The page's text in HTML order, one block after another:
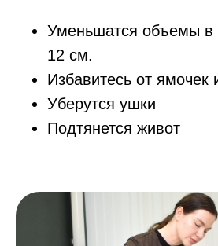
Уменьшатся объемы в
12 см.
Избавитесь от ямочек
Уберутся ушки
Подтянется живот